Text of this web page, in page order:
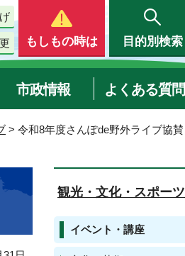
もしもの時は 目的別検索
市政情報 よくある質問
> 令和8年度さんぽde野外ライブ協賛
観光・文化・スポーツ
イベント・講座